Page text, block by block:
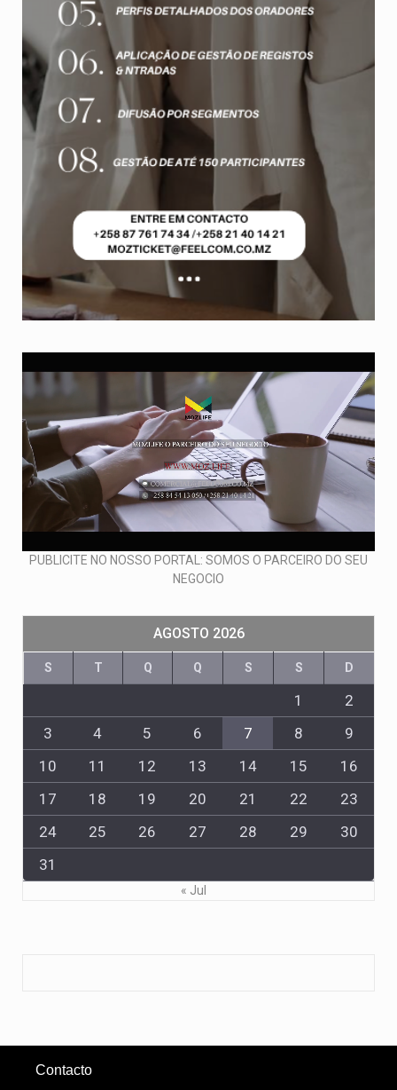
PUBLICITE NO NOSSO PORTAL: SOMOS O PARCEIRO DO SEU
NEGOCIO
AGOSTO 2026
S T Q Q S S D
1
2
3
4 5 6 7 8
9
10
11 12 13 14 15
16
17
18 19 20 21 22
23
24
25 26 27 28 29
30
31
« Jul
Contacto